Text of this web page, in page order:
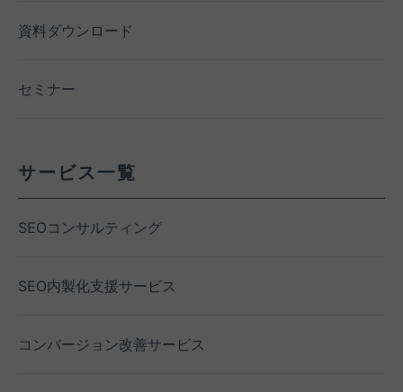
資料ダウンロード
セミナー
サービス一覧
SEOコンサルティング
SEO内製化支援サービス
コンバージョン改善サービス